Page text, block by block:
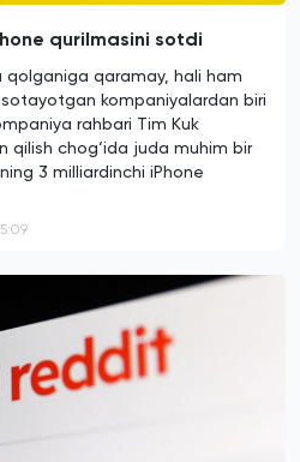
qurilmasini sotdi
qaramay, hali ham
kompaniyalardan biri
rahbari Tim Kuk
qilish chog‘ida juda muhim bir
3 milliardinchi iPhone